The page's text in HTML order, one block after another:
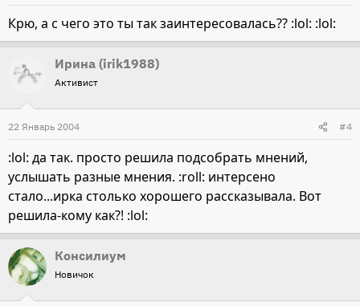
Крю, а с чего это ты так заинтересовалась?? :lol: :lol:
Ирина (irik1988)
Активист
22 Январь 2004 #4
:lol: да так. просто решила подсобрать мнений,
услышать разные мнения. :roll: интерсено
стало...ирка столько хорошего рассказывала. Вот
решила-кому как?! :lol:
Консилиум
Новичок